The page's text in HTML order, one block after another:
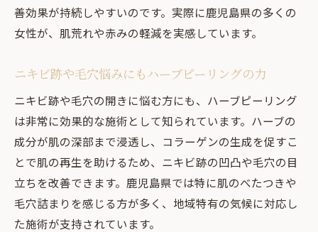
善効果が持続しやすいのです。実際に鹿児島県の多くの
女性が、肌荒れや赤みの軽減を実感しています。
ニキビ跡や毛穴悩みにもハーブピーリングの力
ニキビ跡や毛穴の開きに悩む方にも、ハーブピーリング
は非常に効果的な施術として知られています。ハーブの
成分が肌の深部まで浸透し、コラーゲンの生成を促すこ
とで肌の再生を助けるため、ニキビ跡の凹凸や毛穴の目
立ちを改善できます。鹿児島県では特に肌のべたつきや
毛穴詰まりを感じる方が多く、地域特有の気候に対応し
た施術が支持されています。